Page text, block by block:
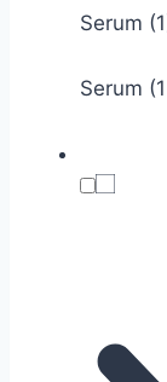
Serum
Serum